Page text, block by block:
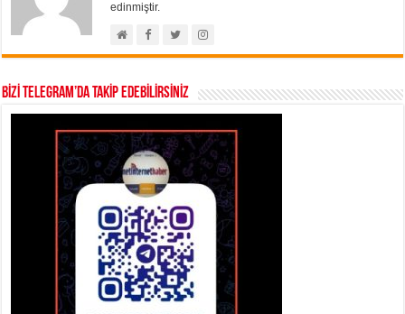
edinmiştir.
BİZİ TELEGRAM’DA TAKİP EDEBİLİRSİNİZ